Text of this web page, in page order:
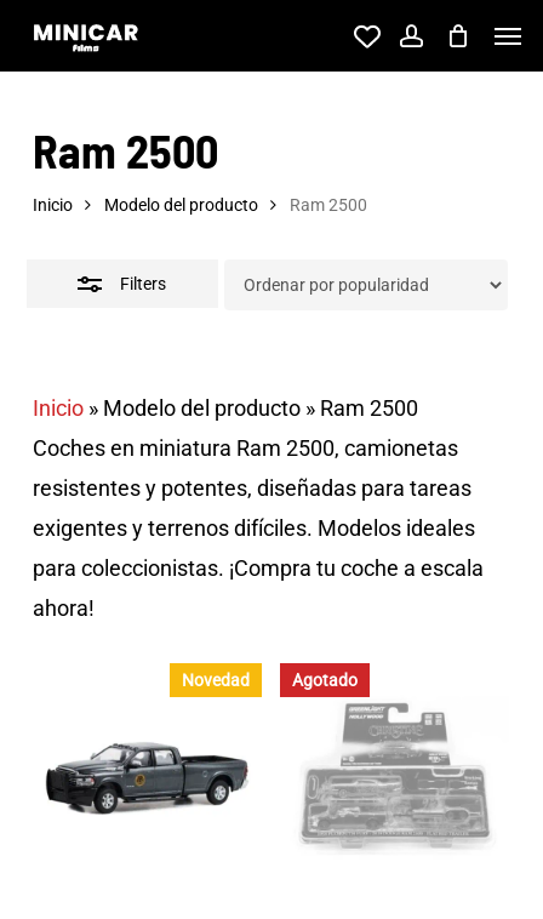
Skip
content
account
Ram 2500
Inicio Modelo del producto Ram 2500
Filters
Inicio» Modelo del producto» Ram 2500
Coches en miniatura Ram 2500, camionetas
resistentes y potentes, diseñadas para tareas
exigentes y terrenos difíciles. Modelos ideales
para coleccionistas. ¡Compra tu coche a escala
ahora!
Novedad Agotado